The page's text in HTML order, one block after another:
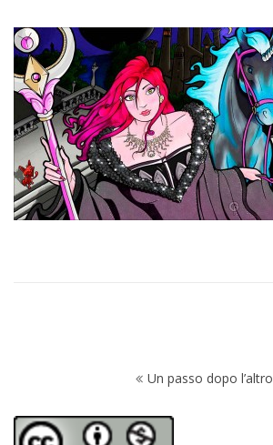
NavigazioneUn passo dopo l’altro